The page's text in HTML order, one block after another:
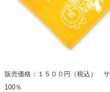
販売価格：１５００円（税込）
100％